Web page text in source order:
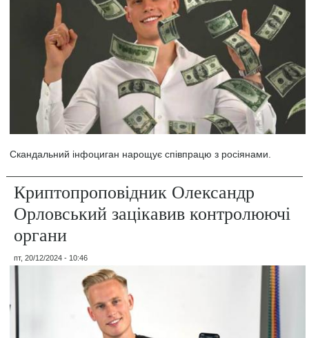
Скандальний інфоциган нарощує співпрацю з росіянами.
Криптопроповідник Олександр
Орловський зацікавив контролюючі
органи
пт, 20/12/2024 - 10:46